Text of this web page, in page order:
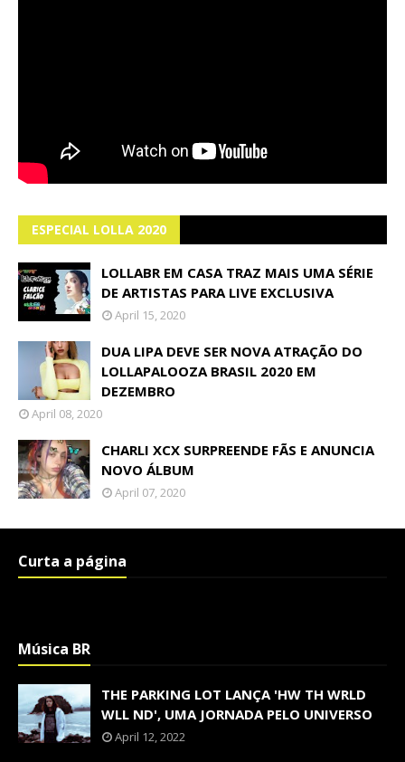
ESPECIAL LOLLA 2020
LOLLABR EM CASA TRAZ MAIS UMA SÉRIE
DE ARTISTAS PARA LIVE EXCLUSIVA
April 15, 2020
DUA LIPA DEVE SER NOVA ATRAÇÃO DO
LOLLAPALOOZA BRASIL 2020 EM
DEZEMBRO
April 08, 2020
CHARLI XCX SURPREENDE FÃS E ANUNCIA
NOVO ÁLBUM
April 07, 2020
Curta a página
Música BR
THE PARKING LOT LANÇA 'HW TH WRLD
WLL ND', UMA JORNADA PELO UNIVERSO
April 12, 2022